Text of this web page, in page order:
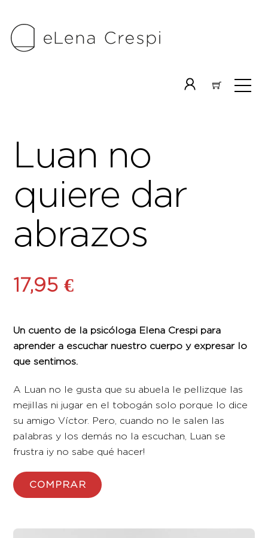
content
Luan no
quiere dar
abrazos
17,95€
Un cuento de la psicóloga Elena Crespi para
aprender a escuchar nuestro cuerpo y expresar lo
que sentimos.
A Luan no le gusta que su abuela le pellizque las
mejillas ni jugar en el tobogán solo porque lo dice
su amigo Víctor. Pero, cuando no le salen las
palabras y los demás no la escuchan, Luan se
frustra ¡y no sabe qué hacer!
COMPRAR